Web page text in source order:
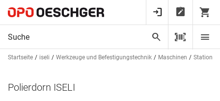
Startseite iseli Werkzeuge und Befestigungstechnik Maschinen
Polierdorn ISELI